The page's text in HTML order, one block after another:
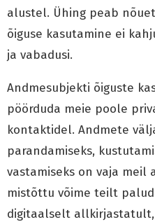
alustel. Ühing peab
õiguse kasutamine ei
ja vabadusi.
Andmesubjekti õiguste
pöörduda meie poole
kontaktidel. Andmete
parandamiseks,
vastamiseks on vaja meil
mistõttu võime teilt
digitaalselt